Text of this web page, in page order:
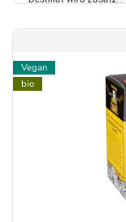
Vegan
bio